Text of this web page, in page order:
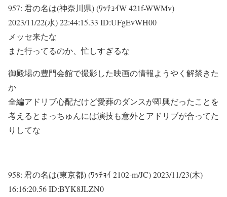
957: 君の名は(神奈川県) (ﾜｯﾁｮｲW 421f-WWMv)
2023/11/22(水) 22:44:15.33 ID:UFgEvWH00
メッセ来たな
また行ってるのか、忙しすぎるな
御殿場の豊門会館で撮影した映画の情報ようやく解禁きた
か
全編アドリブ心配だけど愛葬のダンスが即興だったことを
考えるとまっちゅんには演技も意外とアドリブが合ってた
りしてな
958: 君の名は(東京都) (ﾜｯﾁｮｲ 2102-m/JC)2023/11/23(木)
16:16:20.56 ID:BYK8JLZN0